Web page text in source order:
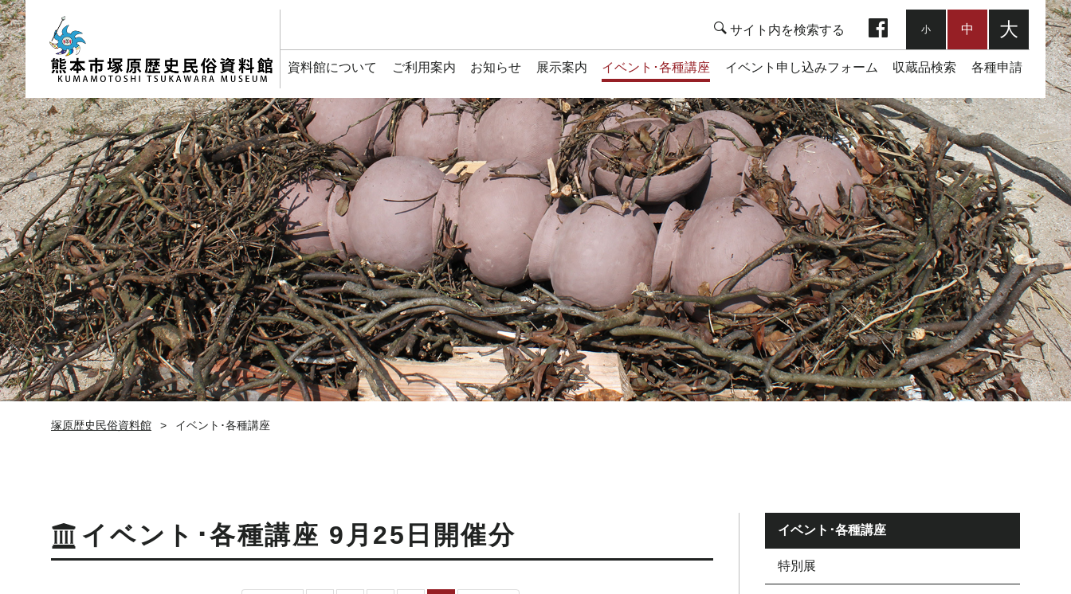
資料館について ご利用案内 お知らせ 展示案内 イベント･各種講座 イベント申し込みフォーム 収蔵品検索 各種申請
小 中 大
塚原歴史民俗資料館 イベント･各種講座
イベント･各種講座 9月25日開催分 イベント･各種講座
特別展